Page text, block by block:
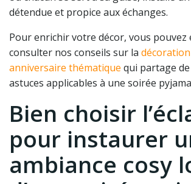
détendue et propice aux échanges.
Pour enrichir votre décor, vous pouvez
consulter nos conseils sur la
anniversaire thématique qui partage
astuces applicables à une soirée
Bien choisir
pour instaurer
ambiance cosy